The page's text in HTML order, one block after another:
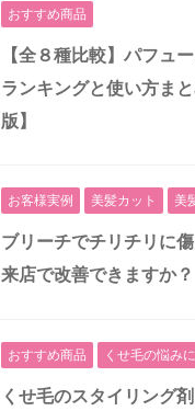
おすすめ商品
【全８種比較】パフュ
ランキングと使い方ま
版】
お客様実例 美髪カット 美
ブリーチでチリチリに
来店で改善できますか？
おすすめ商品 くせ毛の悩みに
くせ毛のスタイリング